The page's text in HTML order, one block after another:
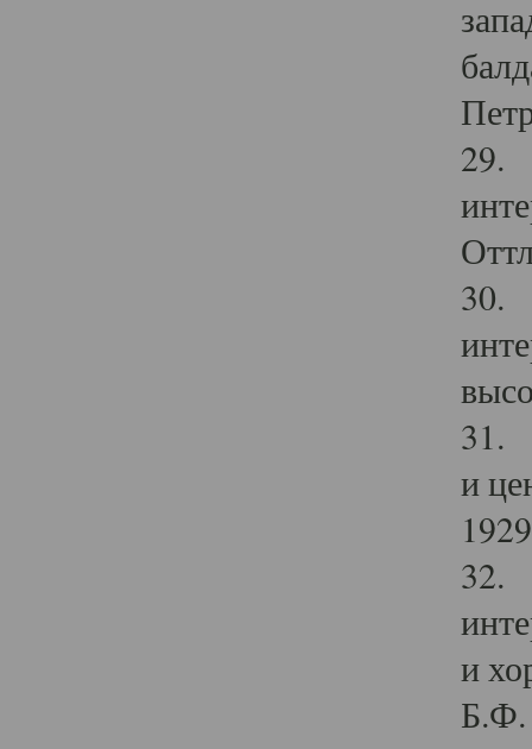
29.
30.
31.
и
32.
и
Б.Ф.